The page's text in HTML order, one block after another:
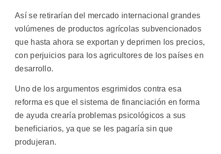
Así se retirarían del mercado internacional grandes
volúmenes de productos agrícolas subvencionados
que hasta ahora se exportan y deprimen los precios,
con perjuicios para los agricultores de los países en
desarrollo.
Uno de los argumentos esgrimidos contra esa
reforma es que el sistema de financiación en forma
de ayuda crearía problemas psicológicos a sus
beneficiarios, ya que se les pagaría sin que
produjeran.